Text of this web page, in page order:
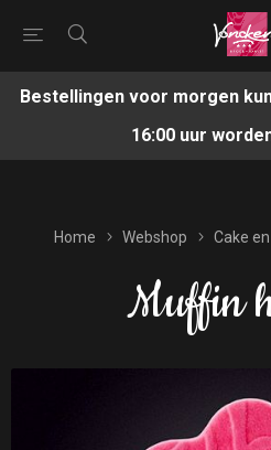
Bestellingen voor morgen
16:00 uur
Home Webshop Cake
Muffin